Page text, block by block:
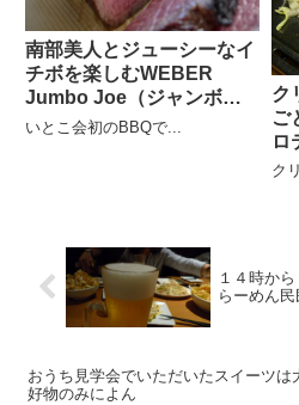
南部美人とジューシーなイ
チボを楽しむWEBER
Jumbo Joe（ジャンボジ
ョー）BBQ
いとこ会初のBBQで...
ク
ご
ロ
ク
１４時か
らーめん民
おうち見学会でいただいたスイーツは
好物のみによん